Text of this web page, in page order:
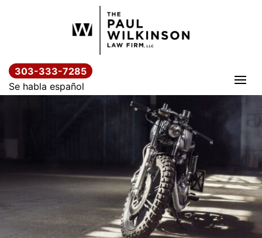
303-333-7285
Se habla español